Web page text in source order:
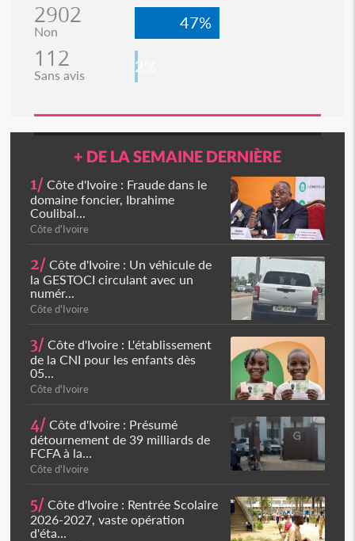
2902
Non 47%
112
Sans avis 2%
+ DE LA SEMAINE DERNIÈRE
1/ Côte d'Ivoire : Fraude dans le
domaine foncier, Ibrahime
Coulibal...
Côte d'Ivoire
2/ Côte d'Ivoire : Un véhicule de
la GESTOCI circulant avec un
numér...
Côte d'Ivoire
3/ Côte d'Ivoire : L'établissement
de la CNI pour les enfants dès
05...
Côte d'Ivoire
4/ Côte d'Ivoire : Présumé
détournement de 39 milliards de
FCFA à la...
Côte d'Ivoire
5/ Côte d'Ivoire : Rentrée Scolaire
2026-2027, vaste opération
d'éta...